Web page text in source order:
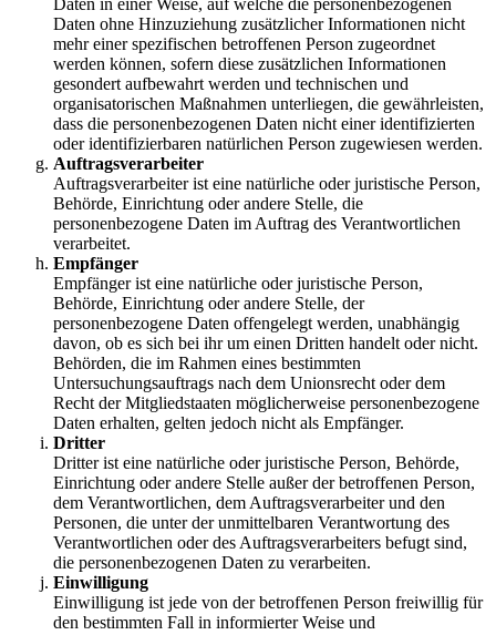
Daten in einer Weise, auf welche die personenbezogenen
Daten ohne Hinzuziehung zusätzlicher Informationen nicht
mehr einer spezifischen betroffenen Person zugeordnet
werden können, sofern diese zusätzlichen Informationen
gesondert aufbewahrt werden und technischen und
organisatorischen Maßnahmen unterliegen, die gewährleisten,
dass die personenbezogenen Daten nicht einer identifizierten
oder identifizierbaren natürlichen Person zugewiesen werden.
Auftragsverarbeiter
Auftragsverarbeiter ist eine natürliche oder juristische Person,
Behörde, Einrichtung oder andere Stelle, die
personenbezogene Daten im Auftrag des Verantwortlichen
verarbeitet.
Empfänger
Empfänger ist eine natürliche oder juristische Person,
Behörde, Einrichtung oder andere Stelle, der
personenbezogene Daten offengelegt werden, unabhängig
davon, ob es sich bei ihr um einen Dritten handelt oder nicht.
Behörden, die im Rahmen eines bestimmten
Untersuchungsauftrags nach dem Unionsrecht oder dem
Recht der Mitgliedstaaten möglicherweise personenbezogene
Daten erhalten, gelten jedoch nicht als Empfänger.
Dritter
Dritter ist eine natürliche oder juristische Person, Behörde,
Einrichtung oder andere Stelle außer der betroffenen Person,
dem Verantwortlichen, dem Auftragsverarbeiter und den
Personen, die unter der unmittelbaren Verantwortung des
Verantwortlichen oder des Auftragsverarbeiters befugt sind,
die personenbezogenen Daten zu verarbeiten.
Einwilligung
Einwilligung ist jede von der betroffenen Person freiwillig für
den bestimmten Fall in informierter Weise und